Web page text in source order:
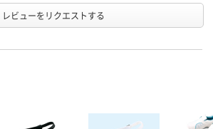
レビューをリクエストする